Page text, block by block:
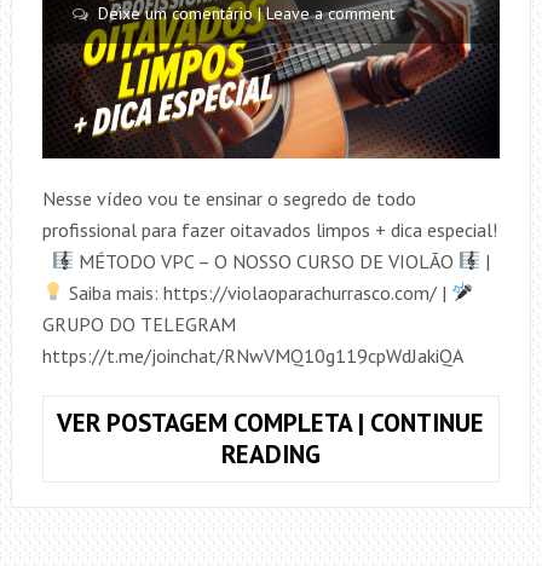
Deixe um comentário | Leave a comment
Nesse vídeo vou te ensinar o segredo de todo
profissional para fazer oitavados limpos + dica especial!
MÉTODO VPC – O NOSSO CURSO DE VIOLÃO
|
Saiba mais: https://violaoparachurrasco.com/ |
GRUPO DO TELEGRAM
https://t.me/joinchat/RNwVMQ10g119cpWdJakiQA
VER POSTAGEM COMPLETA | CONTINUE
READINGCOMO
OITAVADOS
LIMPOS